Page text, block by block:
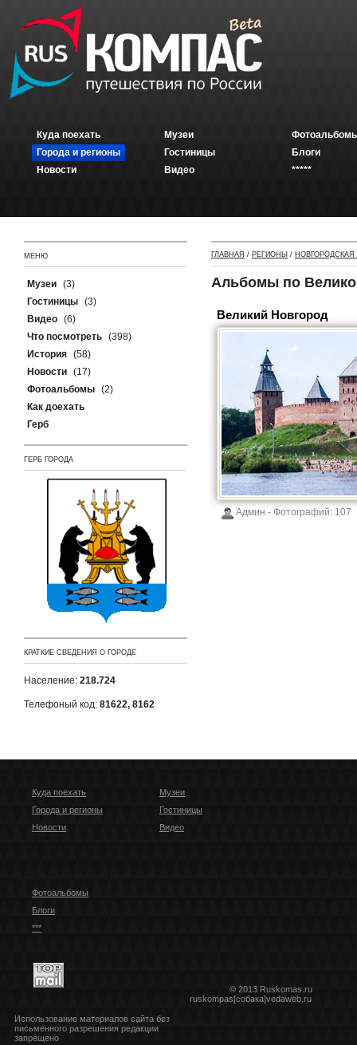
Куда поехать
Города и регионы
Новости
Музеи
Гостиницы
Видео
Блоги
*****
МЕНЮ
Музеи (3)
Гостиницы (3)
Видео (6)
Что посмотреть (398)
История (58)
Новости (17)
Фотоальбомы (2)
Как доехать
Герб
ГЕРБ ГОРОДА
КРАТКИЕ СВЕДЕНИЯ О ГОРОДЕ
Население: 218.724
Телефоный код: 81622, 8162
ГЛАВНАЯ / РЕГИОНЫ / НОВГОРОДСКАЯ
Альбомы по
Великий Новгород
Админ - Фотографий: 107
Куда поехать
Города и регионы
Новости
Музеи
Гостиницы
Видео
Фотоальбомы
Блоги
***
© 2013 Ruskomas.ru
ruskompas[собака]vedaweb.ru
Использование материалов сайта без
письменного разрешения редакции
запрещено